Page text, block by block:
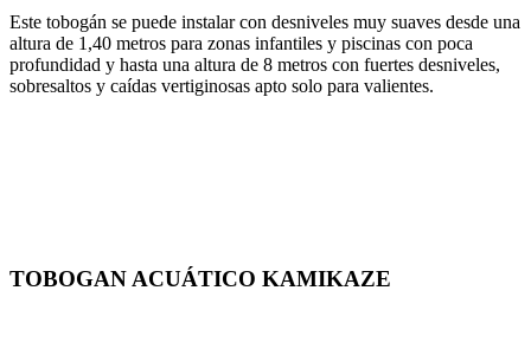
Este tobogán se puede instalar con desniveles muy suaves desde una
altura de 1,40 metros para zonas infantiles y piscinas con poca
profundidad y hasta una altura de 8 metros con fuertes desniveles,
sobresaltos y caídas vertiginosas apto solo para valientes.
TOBOGAN ACUÁTICO KAMIKAZE